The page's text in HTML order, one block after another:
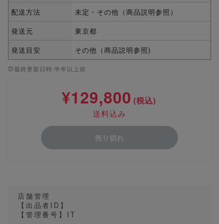
配送方法
未定・その他（商品説明参照）
発送元
東京都
発送目安
その他（商品説明参照)
最終更新日時:半年以上前
¥129,800 (税込)
送料込み
売り切れ
店舗管理
【出品者ID】
【管理番号】IT